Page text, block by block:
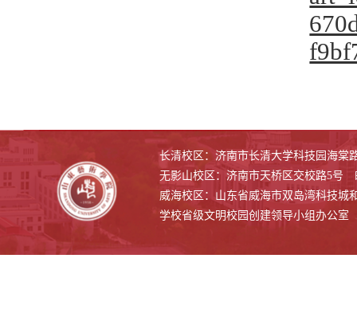
长清校区：济南市长清大学科技园海棠
无影山校区：济南市天桥区交校路5号
威海校区：山东省威海市双岛湾科技城
学校省级文明校园创建领导小组办公